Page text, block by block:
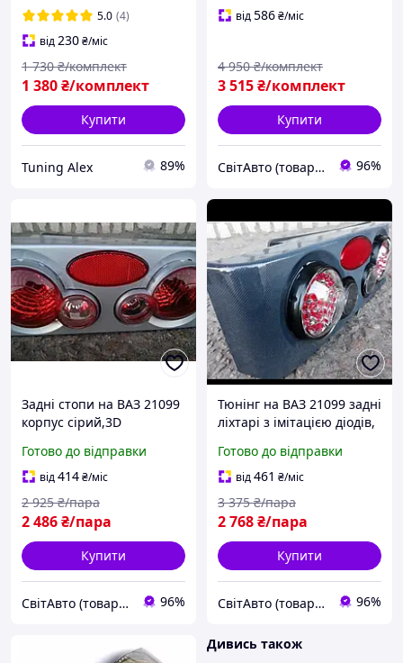
5.0 (4)
від230₴/міс
1 380₴/комплект
1 730 ₴/комплект
Купити
Tuning Alex 89%
від586₴/міс
3 515₴/комплект
4 950 ₴/комплект
Купити
СвітАвто (товари для тюнінгу автомобілів ВАЗ) 96%
Задні стопи на ВАЗ 21099
корпус сірий,3D
Готово до відправки
від414₴/міс
2 486₴/пара
2 925 ₴/пара
Купити
СвітАвто (товари для тюнінгу автомобілів ВАЗ) 96%
Тюнінг на ВАЗ 21099 задні
ліхтарі з імітацією діодів,
Готово до відправки
від461 ₴/міс
2 768₴/пара
3 375 ₴/пара
Купити
СвітАвто (товари для тюнінгу автомобілів ВАЗ) 96%
Дивись також